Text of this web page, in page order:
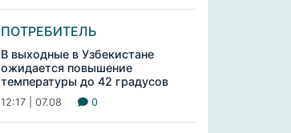
ПОТРЕБИТЕЛЬ
В выходные в Узбекистане
ожидается повышение
температуры до 42 градусов
12:17 | 07.08 0